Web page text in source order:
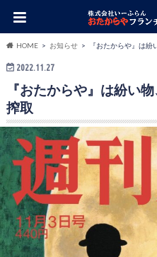
HOME お知らせ 『おたからや』は
2022.11.27
『おたからや』は紛い
搾取